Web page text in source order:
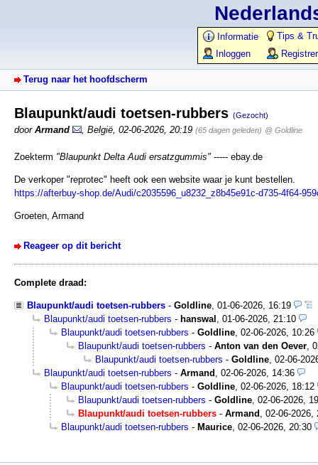
Informatie
Tips &
Inloggen
Terug naar het hoofdscherm
Blaupunkt/audi toetsen-rubbers (Gezocht)
door Armand België 02-06-2026, 20:19 (65 dagen geleden) @ Goldline
Zoekterm "Blaupunkt Delta Audi ersatzgummis" ----- ebay.de
De verkoper "reprotec" heeft ook een website waar je kunt bestellen.
https://afterbuy-shop.de/Audi/c2035596_u8232_z8b45e91c-d735-4f64-
Groeten, Armand
Reageer op dit bericht
Complete draad:
Blaupunkt/audi toetsen-rubbers - Goldline, 01-06-2026, 16:19
Blaupunkt/audi toetsen-rubbers - hanswal , 01-06-2026, 21:10
Blaupunkt/audi toetsen-rubbers - Goldline, 02-06-2026, 10:26
Blaupunkt/audi toetsen-rubbers - Anton van den Oever,
Blaupunkt/audi toetsen-rubbers - Goldline, 02-06-
Blaupunkt/audi toetsen-rubbers - Armand , 02-06-2026, 14:36
Blaupunkt/audi toetsen-rubbers - Goldline, 02-06-2026, 18:12
Blaupunkt/audi toetsen-rubbers - Goldline, 02-06-2026,
Blaupunkt/audi toetsen-rubbers - Armand , 02-06-2026,
Blaupunkt/audi toetsen-rubbers - Maurice, 02-06-2026, 20:30